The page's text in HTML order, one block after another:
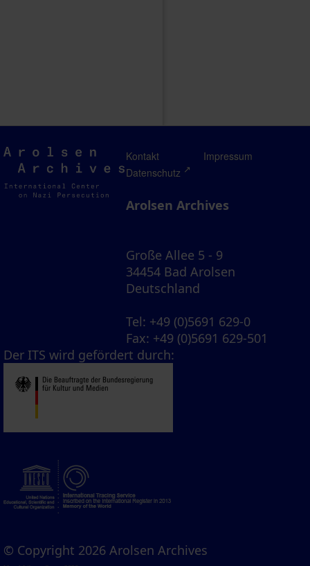
Arolsen
Archives
Kontakt
Impressum
Datenschutz
Arolsen Archives
Große Allee 5 - 9
34454 Bad Arolsen
Deutschland
Tel: +49 (0)5691 629-0
Fax: +49 (0)5691 629-501
Der ITS wird gefördert durch:
© Copyright 2026 Arolsen Archives